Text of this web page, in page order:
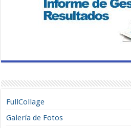
FullCollage
Galería de Fotos